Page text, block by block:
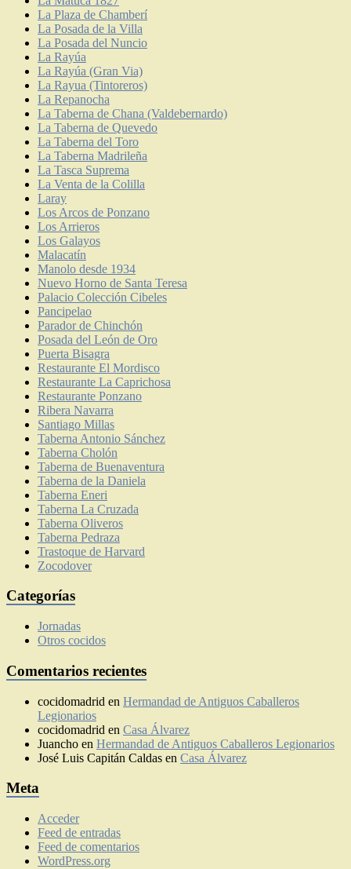
La Plaza de Chamberí
La Posada de la Villa
La Posada del Nuncio
La Rayúa
La Rayúa (Gran Via)
La Rayua (Tintoreros)
La Repanocha
La Taberna de Chana (Valdebernardo)
La Taberna de Quevedo
La Taberna del Toro
La Taberna Madrileña
La Tasca Suprema
La Venta de la Colilla
Laray
Los Arcos de Ponzano
Los Arrieros
Los Galayos
Malacatín
Manolo desde 1934
Nuevo Horno de Santa Teresa
Palacio Colección Cibeles
Pancipelao
Parador de Chinchón
Posada del León de Oro
Puerta Bisagra
Restaurante El Mordisco
Restaurante La Caprichosa
Restaurante Ponzano
Ribera Navarra
Santiago Millas
Taberna Antonio Sánchez
Taberna Cholón
Taberna de Buenaventura
Taberna de la Daniela
Taberna Eneri
Taberna La Cruzada
Taberna Oliveros
Taberna Pedraza
Trastoque de Harvard
Zocodover
Categorías
Jornadas
Otros cocidos
Comentarios recientes
cocidomadrid en Hermandad de Antiguos Caballeros
Legionarios
cocidomadrid en Casa Álvarez
Juancho en Hermandad de Antiguos Caballeros Legionarios
José Luis Capitán Caldas en Casa Álvarez
Meta
Acceder
Feed de entradas
Feed de comentarios
WordPress.org